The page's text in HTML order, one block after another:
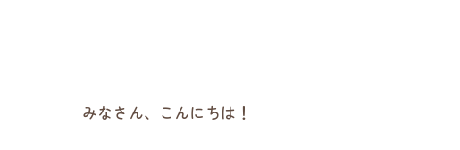
みなさん、こんにちは！